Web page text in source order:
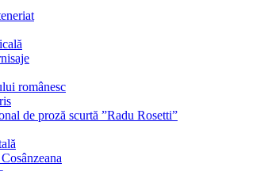
românesc
de proză scurtă ”Radu Rosetti”